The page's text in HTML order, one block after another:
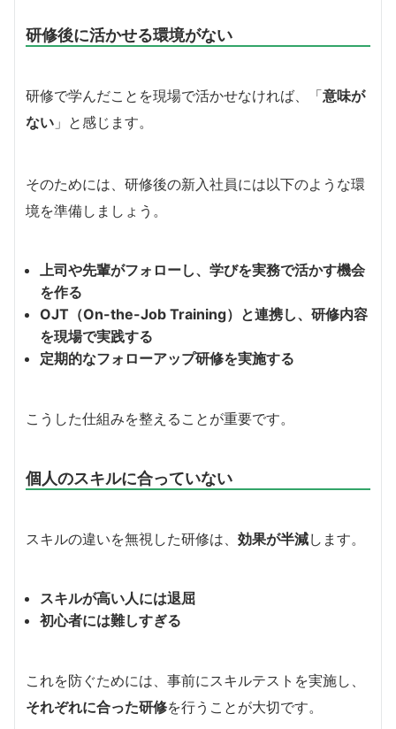
研修後に活かせる環境がない
研修で学んだことを現場で活かせなければ、「意味が
ない 」と感じます。
そのためには、研修後の新入社員には以下のような環
境を準備しましょう。
上司や先輩がフォローし、学びを実務で活かす機会
を作る
OJT（On-the-Job Training）と連携し、研修内容
を現場で実践する
定期的なフォローアップ研修を実施する
こうした仕組みを整えることが重要です。
個人のスキルに合っていない
スキルの違いを無視した研修は、 効果が半減します。
スキルが高い人には退屈
初心者には難しすぎる
これを防ぐためには、事前にスキルテストを実施し、
それぞれに合った研修を行うことが大切です。